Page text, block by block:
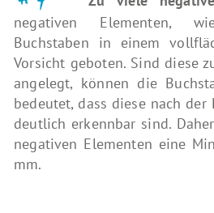
negativen Elementen,
Buchstaben in einem
Vorsicht geboten. Sind diese
angelegt, können die
bedeutet, dass diese nach
deutlich erkennbar sind.
negativen Elementen eine
mm.